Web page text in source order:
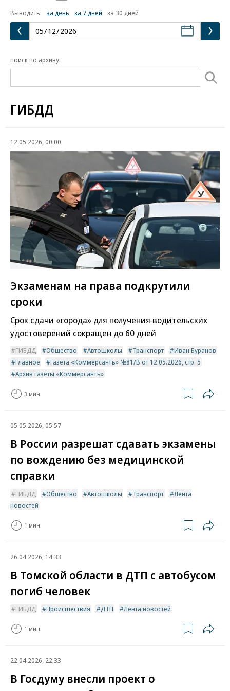
Выводить:
за день за 7 дней за 30 дней
поиск по архиву:
ГИБДД
12.05.2026, 00:00
Экзаменам на права подкрутили
сроки
Срок сдачи «города» для получения водительских
удостоверений сокращен до 60 дней
ГИБДД Общество Автошколы Транспорт
Иван Буранов
Главное
Газета «Коммерсантъ» №81/В от 12.05.2026, стр. 5
Архив газеты «Коммерсантъ»
3 мин.
05.05.2026, 05:57
В России разрешат сдавать экзамены
по вождению без медицинской
справки
ГИБДД Общество Автошколы Транспорт
Лента
новостей
1 мин.
26.04.2026, 14:33
В Томской области в ДТП с автобусом
погиб человек
ГИБДД Происшествия ДТП Лента новостей
1 мин.
22.04.2026, 22:33
В Госдуму внесли проект о